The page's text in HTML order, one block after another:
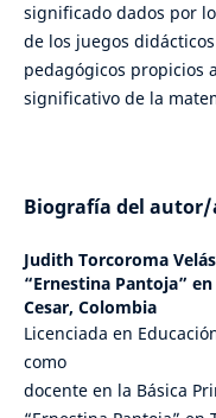
significado dados por
de los juegos
pedagógicos propicios
significativo de la
Biografía del autor/
Judith Torcoroma
“Ernestina Pantoja”
Cesar, Colombia
Licenciada en
como
docente en la Básica